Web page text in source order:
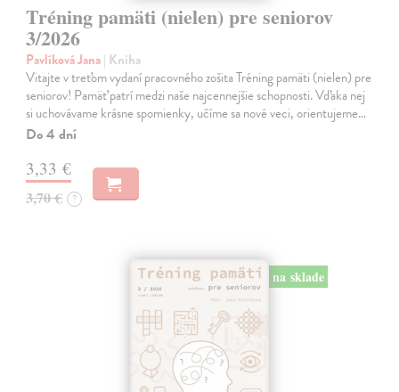
Tréning pamäti (nielen) pre seniorov
3/2026
Pavlíková Jana| Kniha
Vitajte v treťom vydaní pracovného zošita Tréning pamäti (nielen) pre
seniorov! Pamäť patrí medzi naše najcennejšie schopnosti. Vďaka nej
si uchovávame krásne spomienky, učíme sa nové veci, orientujeme…
Do 4 dní
3,33 €
3,70 € ?
na sklade